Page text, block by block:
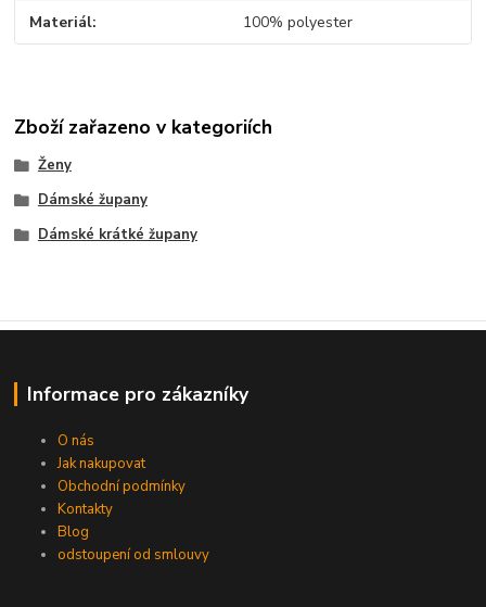
Materiál 100% polyester
Zboží zařazeno v kategoriích
Ženy
Dámské župany
Dámské krátké župany
Informace pro zákazníky
O nás
Jak nakupovat
Obchodní podmínky
Kontakty
Blog
odstoupení od smlouvy